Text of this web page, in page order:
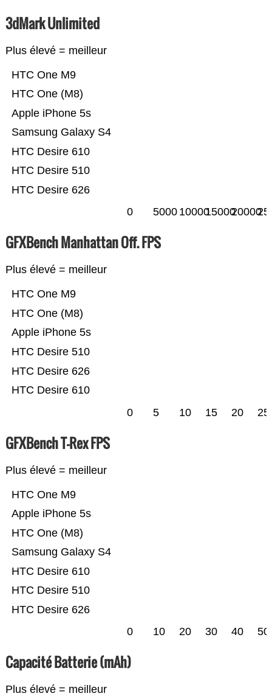
3dMark Unlimited
Plus élevé = meilleur
HTC Desire 626
HTC Desire 510
HTC Desire 610
Samsung Galaxy S4
Apple iPhone 5s
HTC One (M8)
HTC One M9
0 5000 100001500020000
GFXBench Manhattan Off. FPS
Plus élevé = meilleur
HTC Desire 610
HTC Desire 626
HTC Desire 510
Apple iPhone 5s
HTC One (M8)
HTC One M9
0 5 10 15 20 25
GFXBench T-Rex FPS
Plus élevé = meilleur
HTC Desire 626
HTC Desire 510
HTC Desire 610
Samsung Galaxy S4
HTC One (M8)
Apple iPhone 5s
HTC One M9
0 10 20 30 40 50
Capacité Batterie (mAh)
Plus élevé = meilleur